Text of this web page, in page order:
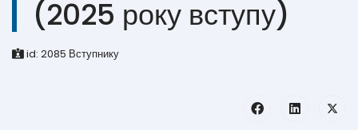
(2025 року вступу)
id: 2085 Вступнику